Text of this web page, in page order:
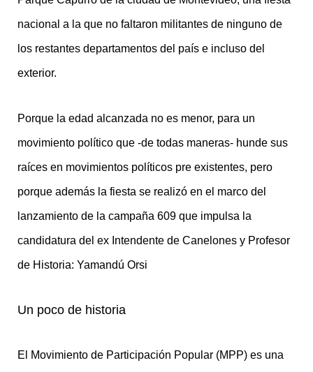
nacional a la que no faltaron militantes de ninguno de
los restantes departamentos del país e incluso del
exterior.
Porque la edad alcanzada no es menor, para un
movimiento político que -de todas maneras- hunde sus
raíces en movimientos políticos pre existentes, pero
porque además la fiesta se realizó en el marco del
lanzamiento de la campaña 609 que impulsa la
candidatura del ex Intendente de Canelones y Profesor
de Historia: Yamandú Orsi
Un poco de historia
El Movimiento de Participación Popular (MPP) es una